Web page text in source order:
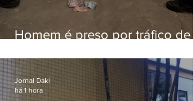
Homem é preso por tráfico de
Jornal Daki
há 1 hora